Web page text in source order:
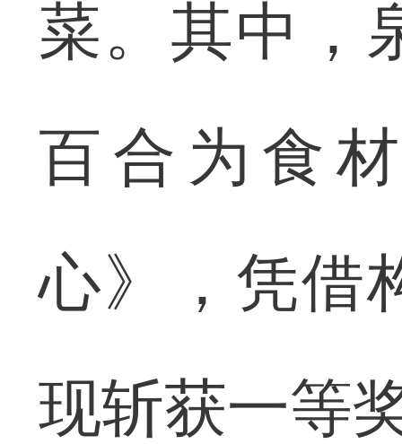
菜。其中，
百合为食
心》，凭借
现斩获一等